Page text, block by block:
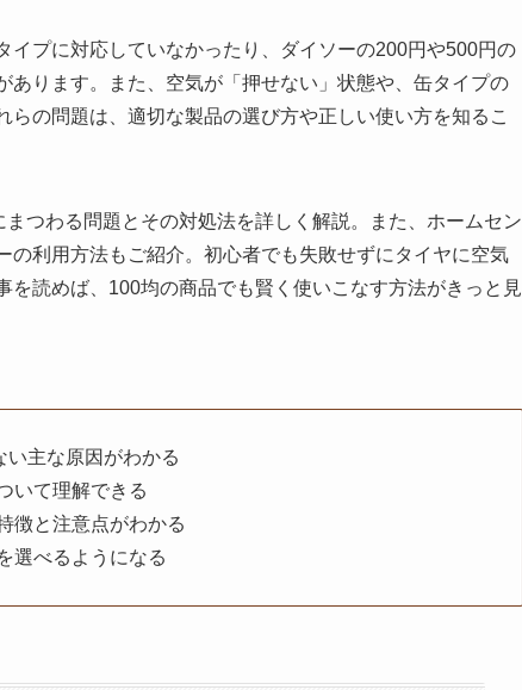
イプに対応していなかったり、ダイソーの200円や500円の
ります。また、空気が「押せない」状態や、缶タイプの
の問題は、適切な製品の選び方や正しい使い方を知るこ
つわる問題とその対処法を詳しく解説。また、ホームセン
の利用方法もご紹介。初心者でも失敗せずにタイヤに空気
読めば、100均の商品でも賢く使いこなす方法がきっと見
主な原因がわかる
いて理解できる
徴と注意点がわかる
選べるようになる